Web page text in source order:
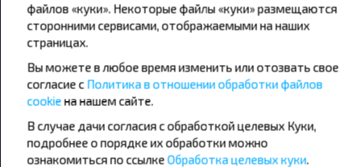
Подписаться
Популярные автобусные
файлов «куки». Некоторые файлы «куки» размещаются
сторонними сервисами, отображаемыми на наших
страницах.
Вы можете в любое время изменить или отозвать свое
согласие сПолитика в отношении обработки файлов
cookieна нашем сайте.
В случае дачи согласия с обработкой целевых Куки,
подробнее о порядке их обработки можно
ознакомиться по ссылкеОбработка целевых куки.